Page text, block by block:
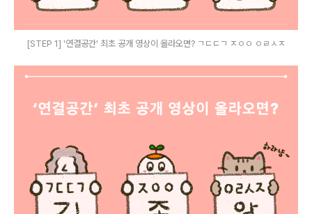
[STEP 1] '연결공간' 최초 공개 영상이 올라오면? ㄱㄷㄷㄱ ㅈㅇㅇ ㅇㄹㅅㅈ